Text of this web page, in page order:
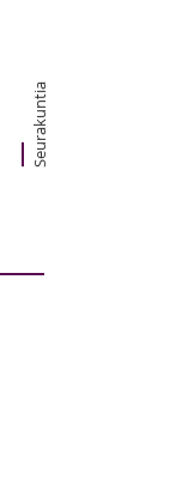
Seurakuntia